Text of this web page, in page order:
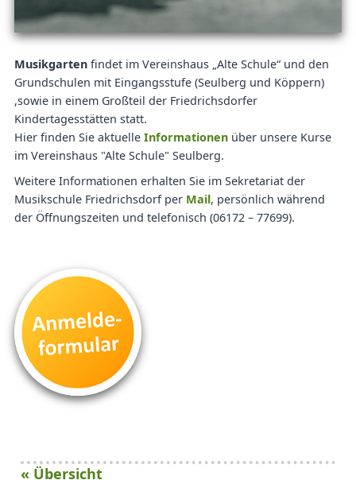
Musikgartenfindet im Vereinshaus „Alte Schule“ und den
Grundschulen mit Eingangsstufe (Seulberg und Köppern)
,sowie in einem Großteil der Friedrichsdorfer
Kindertagesstätten statt.
Hier finden Sie aktuelle Informationenüber unsere Kurse
im Vereinshaus "Alte Schule" Seulberg.
Weitere Informationen erhalten Sie im Sekretariat der
Musikschule Friedrichsdorf per Mail, persönlich während
der Öffnungszeiten und telefonisch (06172 – 77699).
« Übersicht